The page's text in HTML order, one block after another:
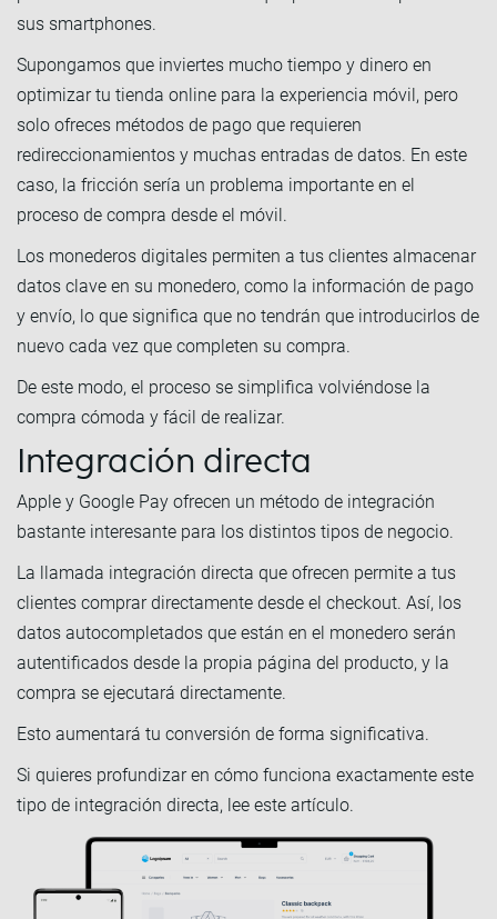
sus smartphones.
Supongamos que inviertes mucho tiempo y dinero en
optimizar tu tienda online para la experiencia móvil, pero
solo ofreces métodos de pago que requieren
redireccionamientos y muchas entradas de datos. En este
caso, la fricción sería un problema importante en el
proceso de compra desde el móvil.
Los monederos digitales permiten a tus clientes almacenar
datos clave en su monedero, como la información de pago
y envío, lo que significa que no tendrán que introducirlos de
nuevo cada vez que completen su compra.
De este modo, el proceso se simplifica volviéndose la
compra cómoda y fácil de realizar.
Integración directa
Apple y Google Pay ofrecen un método de integración
bastante interesante para los distintos tipos de negocio.
La llamada integración directa que ofrecen permite a tus
clientes comprar directamente desde el checkout. Así, los
datos autocompletados que están en el monedero serán
autentificados desde la propia página del producto, y la
compra se ejecutará directamente.
Esto aumentará tu conversión de forma significativa.
Si quieres profundizar en cómo funciona exactamente este
tipo de integración directa, lee este artículo.